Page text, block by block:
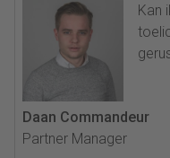
Kan
Daan Commandeur
Partner Manager